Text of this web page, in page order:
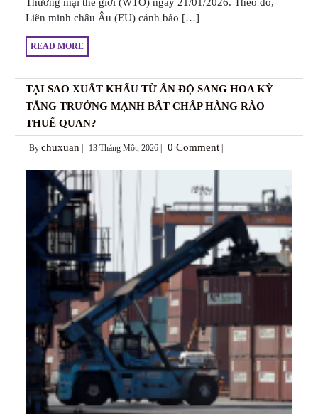
Liên minh châu Âu (EU) cảnh báo […]
READ MORE
TẠI SAO XUẤT KHẨU TỪ ẤN ĐỘ SANG HOA KỲ
TĂNG TRƯỞNG MẠNH BẤT CHẤP HÀNG RÀO
THUẾ QUAN?
By chuxuan 13 Tháng Một, 2026 | 0 Comment